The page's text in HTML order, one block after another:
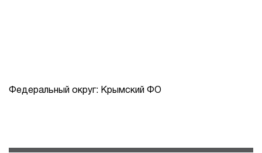
Федеральный округ: Крымский ФО